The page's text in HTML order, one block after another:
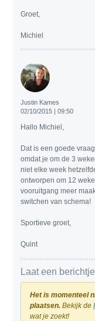
Groet,
Michiel
Justin Kames
02/10/2015 | 09:50
Hallo Michiel,
Dat is een goede
omdat je om de 3
niet elke week
ontworpen om 12
vooruitgang meer
switchen van schema!
Sportieve groet,
Quint
Laat een
Het is momenteel
plaatsen.Bekijk de
wat je zoekt!